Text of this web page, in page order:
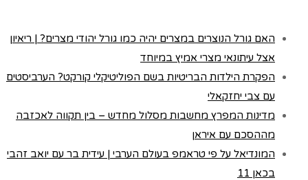
האם גורל הנוצרים במצרים יהיה כמו גורל יהודי מצרים? | ריאיון
אצל עיתונאי מצרי אמיץ במיוחד
הפקרת הילדות הבריטיות בשם הפוליטיקלי קורקט? הערביסטים
עם צבי יחזקאלי
מדינות המפרץ מחשבות מסלול מחדש – בין תקווה לאכזבה
מההסכם עם איראן
המונדיאל על פי טראמפ בעולם הערבי | עידית בר עם יואב זהבי
בכאן 11